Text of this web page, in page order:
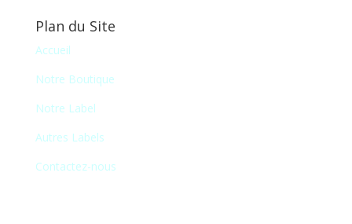
Plan du Site
Accueil
Notre Boutique
Notre Label
Autres Labels
Contactez-nous